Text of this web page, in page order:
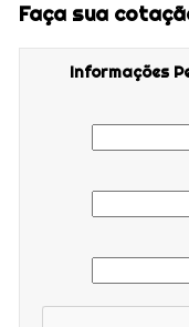
Faça sua
Informações